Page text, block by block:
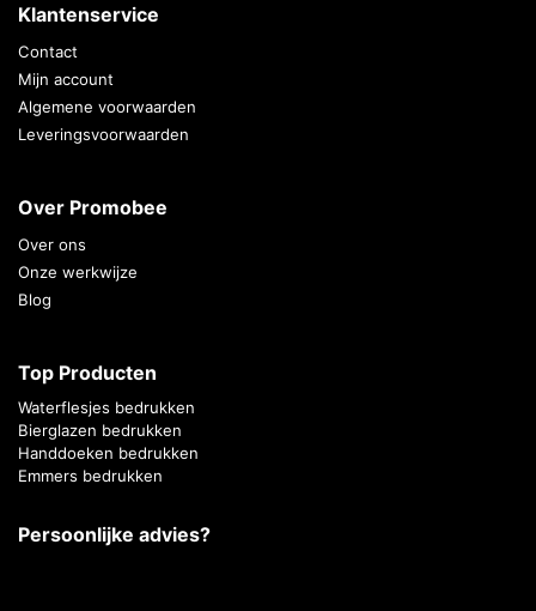
Klantenservice
Contact
Mijn account
Algemene voorwaarden
Leveringsvoorwaarden
Over Promobee
Over ons
Onze werkwijze
Blog
Top Producten
Waterflesjes bedrukken
Bierglazen bedrukken
Handdoeken bedrukken
Emmers bedrukken
Persoonlijke advies?